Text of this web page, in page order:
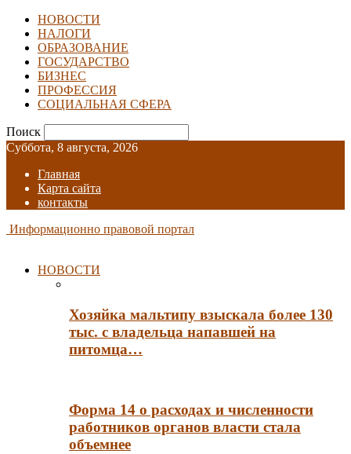
НОВОСТИ
НАЛОГИ
ОБРАЗОВАНИЕ
ГОСУДАРСТВО
БИЗНЕС
ПРОФЕССИЯ
СОЦИАЛЬНАЯ СФЕРА
Поиск
Суббота, 8 августа, 2026
Главная
Карта сайта
контакты
Информационно правовой портал
НОВОСТИ
Хозяйка мальтипу взыскала более 130
тыс. с владельца напавшей на
питомца…
Форма 14 о расходах и численности
работников органов власти стала
объемнее